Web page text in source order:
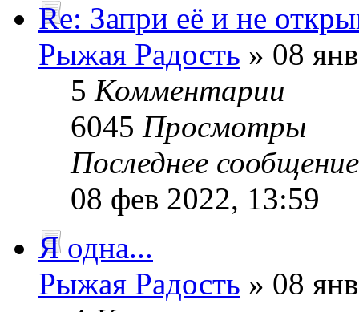
Re: Запри её и не
Рыжая Радость » 08
5 Комментарии
6045 Просмотры
Последнее
08 фев 2022, 13:59
Я одна...
Рыжая Радость » 08